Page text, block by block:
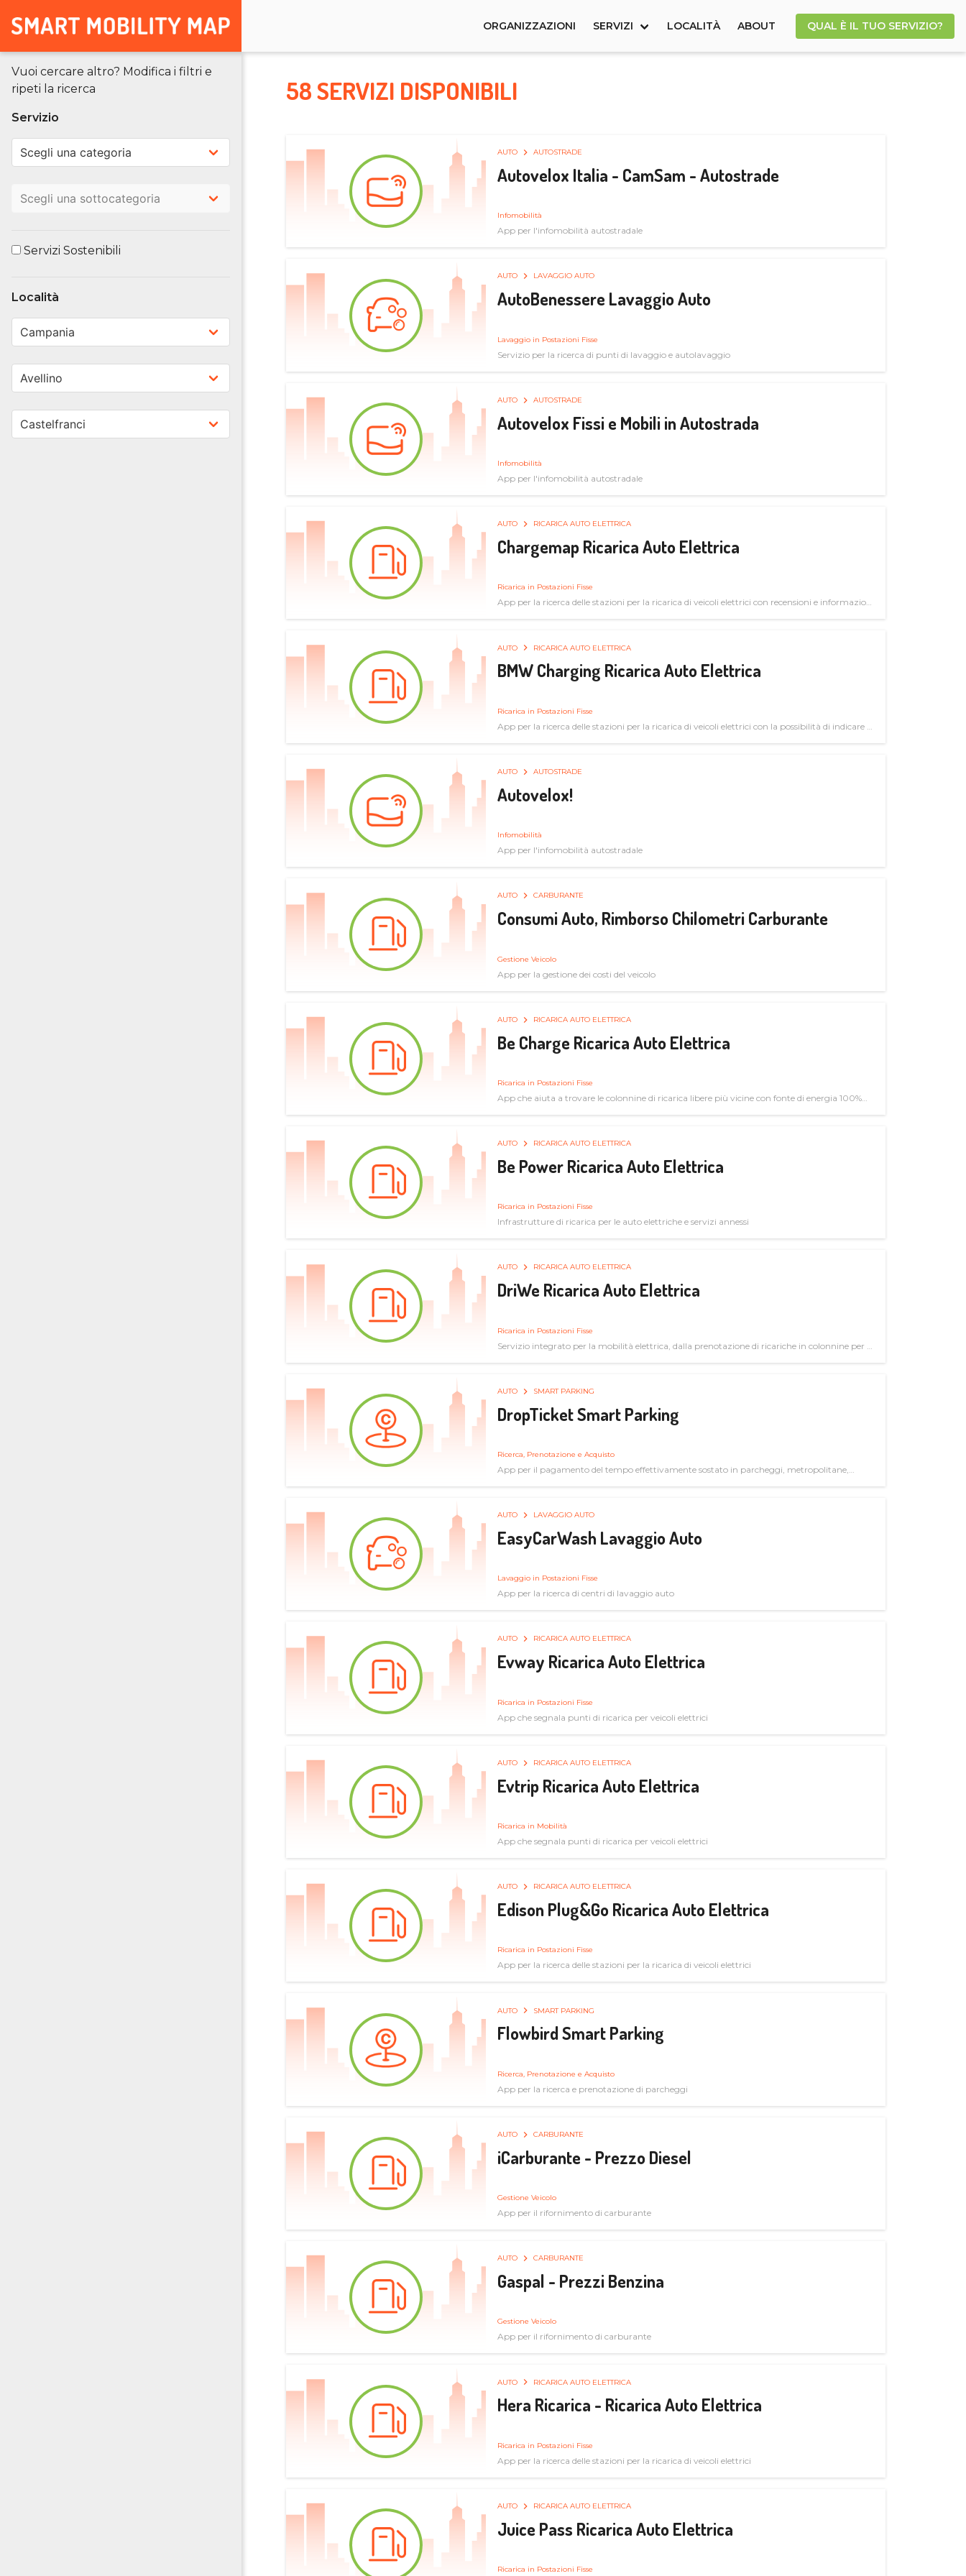
ORGANIZZAZIONI SERVIZI LOCALITÀ ABOUT QUAL È IL TUO SERVIZIO?
Vuoi cercare altro? Modifica i filtri e
ripeti la ricerca
Servizio
Servizi Sostenibili
Località
58 SERVIZI DISPONIBILI
AUTO AUTOSTRADE
Autovelox Italia - CamSam - Autostrade
Infomobilità
App per l'infomobilità autostradale
AUTO LAVAGGIO AUTO
AutoBenessere Lavaggio Auto
Lavaggio in Postazioni Fisse
Servizio per la ricerca di punti di lavaggio e autolavaggio
AUTO AUTOSTRADE
Autovelox Fissi e Mobili in Autostrada
Infomobilità
App per l'infomobilità autostradale
AUTO RICARICA AUTO ELETTRICA
Chargemap Ricarica Auto Elettrica
Ricarica in Postazioni Fisse
App per la ricerca delle stazioni per la ricarica di veicoli elettrici con recensioni e informazioni
AUTO RICARICA AUTO ELETTRICA
BMW Charging Ricarica Auto Elettrica
Ricarica in Postazioni Fisse
App per la ricerca delle stazioni per la ricarica di veicoli elettrici con la possibilità di indicare le
AUTO AUTOSTRADE
Autovelox!
Infomobilità
App per l'infomobilità autostradale
AUTO CARBURANTE
Consumi Auto, Rimborso Chilometri Carburante
Gestione Veicolo
App per la gestione dei costi del veicolo
AUTO RICARICA AUTO ELETTRICA
Be Charge Ricarica Auto Elettrica
Ricarica in Postazioni Fisse
App che aiuta a trovare le colonnine di ricarica libere più vicine con fonte di energia 100%
AUTO RICARICA AUTO ELETTRICA
Be Power Ricarica Auto Elettrica
Ricarica in Postazioni Fisse
Infrastrutture di ricarica per le auto elettriche e servizi annessi
AUTO RICARICA AUTO ELETTRICA
DriWe Ricarica Auto Elettrica
Ricarica in Postazioni Fisse
Servizio integrato per la mobilità elettrica, dalla prenotazione di ricariche in colonnine per il
AUTO SMART PARKING
DropTicket Smart Parking
Ricerca, Prenotazione e Acquisto
App per il pagamento del tempo effettivamente sostato in parcheggi, metropolitane,
AUTO LAVAGGIO AUTO
EasyCarWash Lavaggio Auto
Lavaggio in Postazioni Fisse
App per la ricerca di centri di lavaggio auto
AUTO RICARICA AUTO ELETTRICA
Evway Ricarica Auto Elettrica
Ricarica in Postazioni Fisse
App che segnala punti di ricarica per veicoli elettrici
AUTO RICARICA AUTO ELETTRICA
Evtrip Ricarica Auto Elettrica
Ricarica in Mobilità
App che segnala punti di ricarica per veicoli elettrici
AUTO RICARICA AUTO ELETTRICA
Edison Plug&Go Ricarica Auto Elettrica
Ricarica in Postazioni Fisse
App per la ricerca delle stazioni per la ricarica di veicoli elettrici
AUTO SMART PARKING
Flowbird Smart Parking
Ricerca, Prenotazione e Acquisto
App per la ricerca e prenotazione di parcheggi
AUTO CARBURANTE
iCarburante - Prezzo Diesel
Gestione Veicolo
App per il rifornimento di carburante
AUTO CARBURANTE
Gaspal - Prezzi Benzina
Gestione Veicolo
App per il rifornimento di carburante
AUTO RICARICA AUTO ELETTRICA
Hera Ricarica - Ricarica Auto Elettrica
Ricarica in Postazioni Fisse
App per la ricerca delle stazioni per la ricarica di veicoli elettrici
AUTO RICARICA AUTO ELETTRICA
Juice Pass Ricarica Auto Elettrica
Ricarica in Postazioni Fisse